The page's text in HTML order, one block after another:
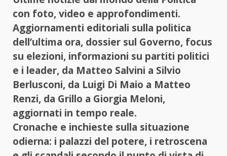
con foto, video e approfondimenti.
Aggiornamenti editoriali sulla politica
dell’ultima ora, dossier sul Governo, focus
su elezioni, informazioni su partiti politici
e i leader, da Matteo Salvini a Silvio
Berlusconi, da Luigi Di Maio a Matteo
Renzi, da Grillo a Giorgia Meloni,
aggiornati in tempo reale.
Cronache e inchieste sulla situazione
odierna: i palazzi del potere, i retroscena